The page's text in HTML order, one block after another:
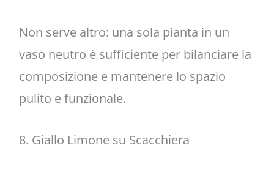
Non serve altro: una sola pianta in un
vaso neutro è sufficiente per bilanciare la
composizione e mantenere lo spazio
pulito e funzionale.
8. Giallo Limone su Scacchiera